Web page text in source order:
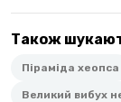
Також
Піраміда хеопса
Великий вибух